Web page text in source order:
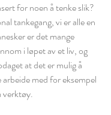
for noen å tenke slik?
tankegang, vi er alle en
er det mange
i løpet av et liv, og
at det er mulig å
med for eksempel
verktøy.